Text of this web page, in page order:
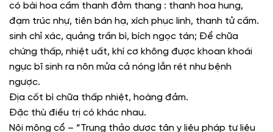
có bài hoa cầm thanh đởm thang : thanh hoa hung,
đạm trúc nhự, tiên bán hạ, xích phục linh, thanh tử cầm.
sinh chỉ xác, quảng trần bì, bích ngọc tán; Để chữa
chứng thấp, nhiệt uất, khí cơ không được khoan khoái
ngực bĩ sinh ra nôn mửa cả nóng lẫn rét như bệnh
ngược.
Địa cốt bì chữa thấp nhiệt, hoàng đảm.
Đặc thù điều trị có khác nhau.
Nội mông cổ – “Trung thảo dược tân y liệu pháp tư liệu